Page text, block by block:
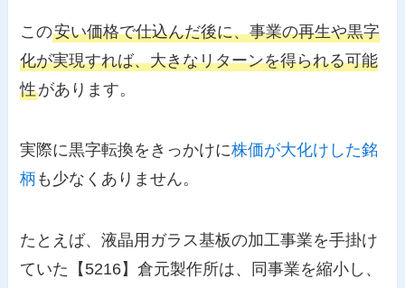
この安い価格で仕込んだ後に、事業の再生や黒字
化が実現すれば、大きなリターンを得られる可能
性があります。
実際に黒字転換をきっかけに株価が大化けした銘
柄 も少なくありません。
たとえば、液晶用ガラス基板の加工事業を手掛け
ていた【5216】倉元製作所は、同事業を縮小し、